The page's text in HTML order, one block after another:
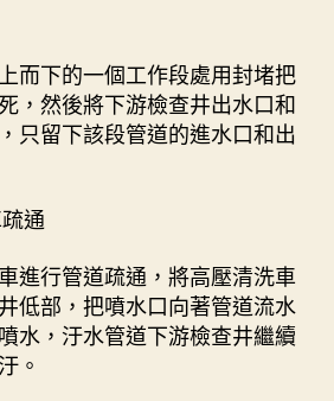
下的一個工作段處用封堵把
，然後將下游檢查井出水口和
只留下該段管道的進水口和出
通
行管道疏通，將高壓清洗車
低部，把噴水口向著管道流水
水，汙水管道下游檢查井繼續
。